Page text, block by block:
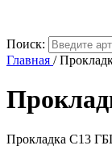
Поиск:
Главная /
Прокладка С13